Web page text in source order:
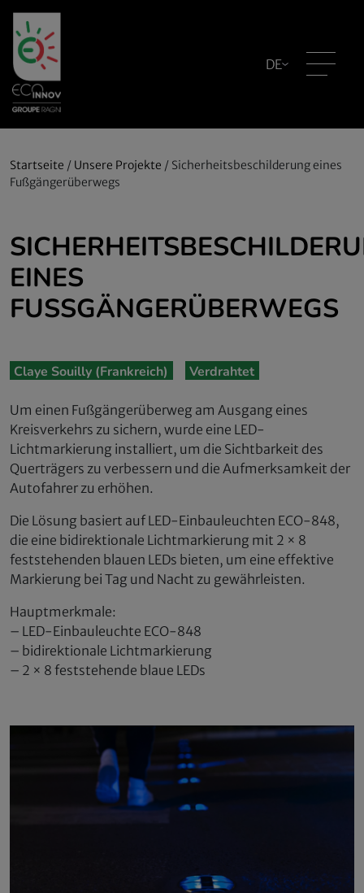
DE
Startseite / Unsere Projekte / Sicherheitsbeschilderung eines
Fußgängerüberwegs
EINES
FUSSGÄNGERÜBERWEGS
Claye Souilly (Frankreich) Verdrahtet
Um einen Fußgängerüberweg am Ausgang eines
Kreisverkehrs zu sichern, wurde eine LED-
Lichtmarkierung installiert, um die Sichtbarkeit des
Querträgers zu verbessern und die Aufmerksamkeit der
Autofahrer zu erhöhen.
Die Lösung basiert auf LED-Einbauleuchten ECO-848,
die eine bidirektionale Lichtmarkierung mit 2 × 8
feststehenden blauen LEDs bieten, um eine effektive
Markierung bei Tag und Nacht zu gewährleisten.
Hauptmerkmale:
– LED-Einbauleuchte ECO-848
– bidirektionale Lichtmarkierung
– 2 × 8 feststehende blaue LEDs